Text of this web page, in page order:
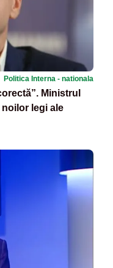
Politica Interna - nationala
Ministrul
legi ale